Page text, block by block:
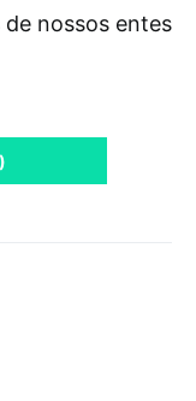
de nossos entes